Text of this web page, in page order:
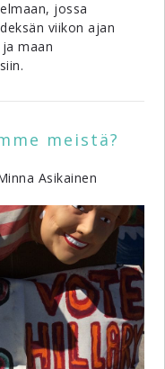
jossa
viikon ajan
maan
meistä?
Asikainen